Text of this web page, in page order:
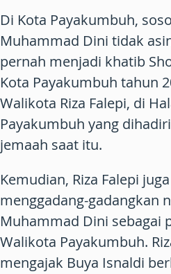
Di Kota Payakumbuh,
Muhammad Dini tidak
pernah menjadi khatib
Kota Payakumbuh tahun
Walikota Riza Falepi, di
Payakumbuh yang
jemaah saat itu.
Kemudian, Riza Falepi
menggadang-gadangkan
Muhammad Dini sebagai
Walikota Payakumbuh.
mengajak Buya Isnaldi